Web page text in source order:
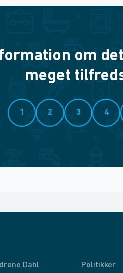
om
meget
1 2 3 4
Dahl Politikker